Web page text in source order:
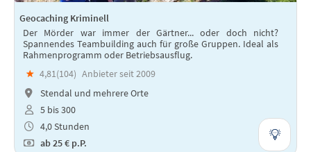
Geocaching Kriminell
Der Mörder war immer der Gärtner... oder doch nicht?
Spannendes Teambuilding auch für große Gruppen. Ideal als
Rahmenprogramm oder Betriebsausflug.
★ 4,81(104) Anbieter seit 2009
Stendal und mehrere Orte
5 bis 300
4,0 Stunden
ab25 € p.P.